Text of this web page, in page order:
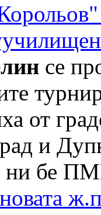
се
от
и
ни бе